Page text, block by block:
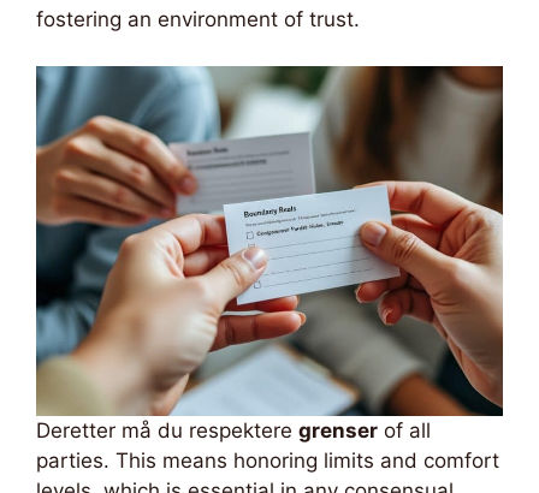
fostering an environment of trust.
Deretter må du respektere grenser of all
parties. This means honoring limits and comfort